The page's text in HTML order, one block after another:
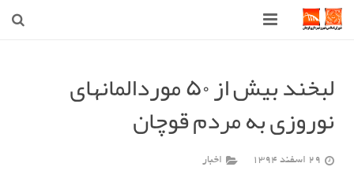
شهرداری
شورای اسلامی شهر قوچان
اخبار روز
لبخند بیش از ۵٠ موردالمانهای
نوروزی به مردم قوچان
29 اسفند 1394 اخبار